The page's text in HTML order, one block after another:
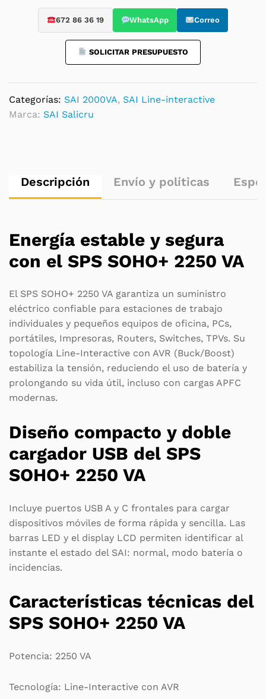
672 86 36 19 WhatsApp Correo
SOLICITAR PRESUPUESTO
Categorías: SAI 2000VA, SAI Line-interactive
Marca: SAI Salicru
Descripción Envío y políticas
Energía estable y segura
con el SPS SOHO+ 2250 VA
El SPS SOHO+ 2250 VA garantiza un suministro
eléctrico confiable para estaciones de trabajo
individuales y pequeños equipos de oficina, PCs,
portátiles, Impresoras, Routers, Switches, TPVs. Su
topología Line-Interactive con AVR (Buck/Boost)
estabiliza la tensión, reduciendo el uso de batería y
prolongando su vida útil, incluso con cargas APFC
modernas.
Diseño compacto y doble
cargador USB del SPS
SOHO+ 2250 VA
Incluye puertos USB A y C frontales para cargar
dispositivos móviles de forma rápida y sencilla. Las
barras LED y el display LCD permiten identificar al
instante el estado del SAI: normal, modo batería o
incidencias.
Características técnicas del
SPS SOHO+ 2250 VA
Potencia: 2250 VA
Tecnología: Line-Interactive con AVR